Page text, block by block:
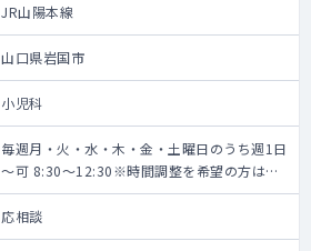
JR山陽本線
山口県岩国市
小児科
毎週月・火・水・木・金・土曜日のうち週1日
～可 8:30～12:30※時間調整を希望の方はお
知らせください
応相談